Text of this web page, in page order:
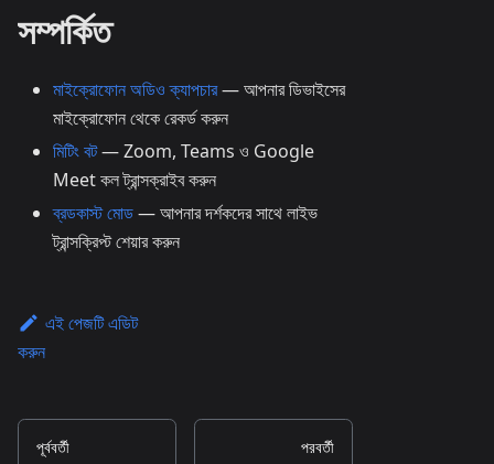
সম্পর্কিত
মাইক্রোফোন অডিও ক্যাপচার— আপনার ডিভাইসের
মাইক্রোফোন থেকে রেকর্ড করুন
মিটিং বট— Zoom, Teams ও Google
Meet কল ট্রান্সক্রাইব করুন
ব্রডকাস্ট মোড— আপনার দর্শকদের সাথে লাইভ
ট্রান্সক্রিপ্ট শেয়ার করুন
এই পেজটি এডিট
করুন
পূর্ববর্তী পরবর্তী